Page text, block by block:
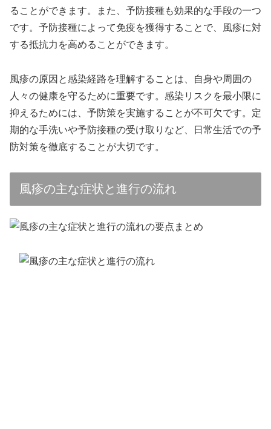
ることができます。また、予防接種も効果的な手段の一つ
です。予防接種によって免疫を獲得することで、風疹に対
する抵抗力を高めることができます。
風疹の原因と感染経路を理解することは、自身や周囲の
人々の健康を守るために重要です。感染リスクを最小限に
抑えるためには、予防策を実施することが不可欠です。定
期的な手洗いや予防接種の受け取りなど、日常生活での予
防対策を徹底することが大切です。
風疹の主な症状と進行の流れ